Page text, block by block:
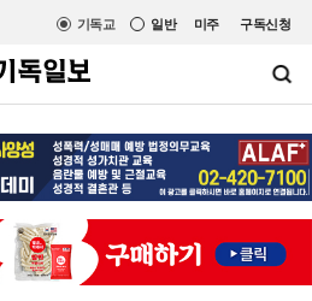
미주 구독신청
일반
기독교